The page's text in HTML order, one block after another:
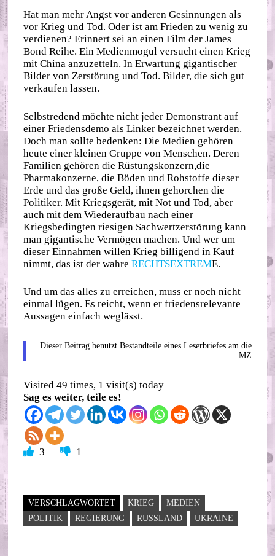
Hat man mehr Angst vor anderen Gesinnungen als
vor Krieg und Tod. Oder ist am Frieden zu wenig zu
verdienen? Erinnert sei an einen Film der James
Bond Reihe. Ein Medienmogul versucht einen Krieg
mit China anzuzetteln. In Erwartung gigantischer
Bilder von Zerstörung und Tod. Bilder, die sich gut
verkaufen lassen.
Selbstredend möchte nicht jeder Demonstrant auf
einer Friedensdemo als Linker bezeichnet werden.
Doch man sollte bedenken: Die Medien gehören
heute einer kleinen Gruppe von Menschen. Deren
Familien gehören die Rüstungskonzern,die
Pharmakonzerne, die Böden und Rohstoffe dieser
Erde und das große Geld, ihnen gehorchen die
Politiker. Mit Kriegsgerät, mit Not und Tod, aber
auch mit dem Wiederaufbau nach einer
Kriegsbedingten riesigen Sachwertzerstörung kann
man gigantische Vermögen machen. Und wer um
dieser Einnahmen willen Krieg billigend in Kauf
nimmt, das ist der wahreRECHTSEXTREME.
Und um das alles zu erreichen, muss er noch nicht
einmal lügen. Es reicht, wenn er friedensrelevante
Aussagen einfach weglässt.
Dieser Beitrag benutzt Bestandteile eines Leserbriefes am die
MZ
Visited 49 times, 1 visit(s) today
Sag es weiter, teile es!
3 1
VERSCHLAGWORTET KRIEG
MEDIEN
POLITIK
REGIERUNG RUSSLAND UKRAINE